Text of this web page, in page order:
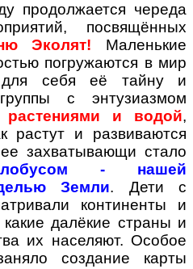
продолжается череда
посвящённых
Эколят! Маленькие
погружаются в мир
для себя её тайну и
с энтузиазмом
и водой,
растут и развиваются
захватывающи стало
- нашей
Земли. Дети с
континенты и
далёкие страны и
их населяют. Особое
создание карты